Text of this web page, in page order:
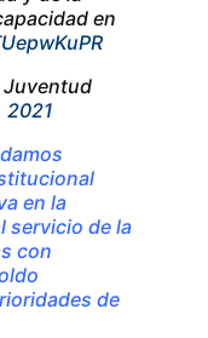
en
2021
en la
servicio de la
con
de